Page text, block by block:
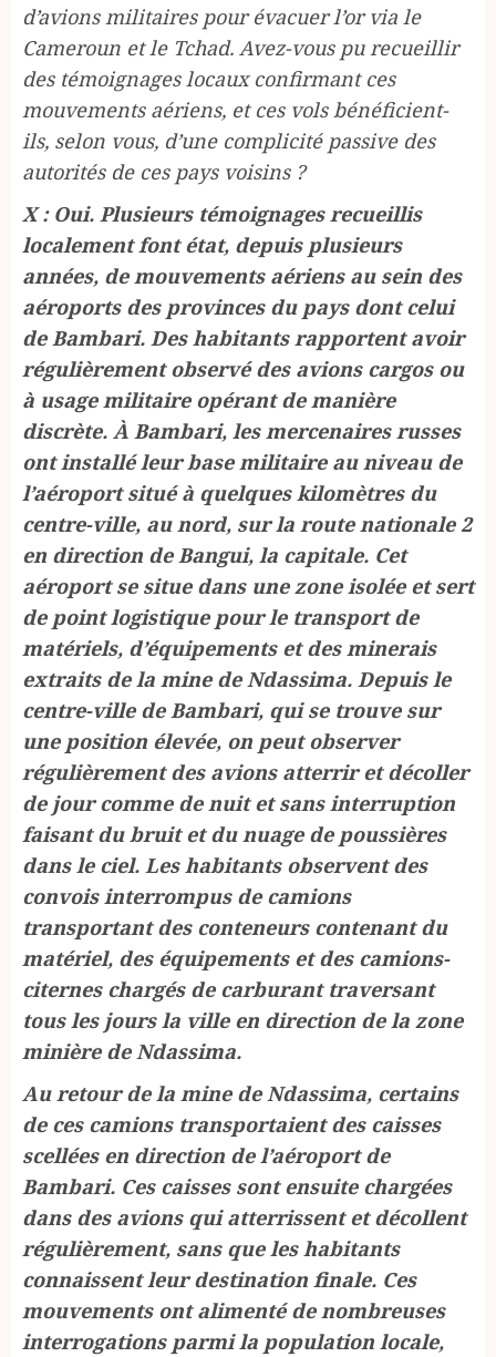
d’avions militaires pour évacuer l’or via le
Cameroun et le Tchad. Avez-vous pu recueillir
des témoignages locaux confirmant ces
mouvements aériens, et ces vols bénéficient-
ils, selon vous, d’une complicité passive des
autorités de ces pays voisins ?
X : Oui. Plusieurs témoignages recueillis
localement font état, depuis plusieurs
années, de mouvements aériens au sein des
aéroports des provinces du pays dont celui
de Bambari. Des habitants rapportent avoir
régulièrement observé des avions cargos ou
à usage militaire opérant de manière
discrète. À Bambari, les mercenaires russes
ont installé leur base militaire au niveau de
l’aéroport situé à quelques kilomètres du
centre-ville, au nord, sur la route nationale 2
en direction de Bangui, la capitale. Cet
aéroport se situe dans une zone isolée et sert
de point logistique pour le transport de
matériels, d’équipements et des minerais
extraits de la mine de Ndassima. Depuis le
centre-ville de Bambari, qui se trouve sur
une position élevée, on peut observer
régulièrement des avions atterrir et décoller
de jour comme de nuit et sans interruption
faisant du bruit et du nuage de poussières
dans le ciel. Les habitants observent des
convois interrompus de camions
transportant des conteneurs contenant du
matériel, des équipements et des camions-
citernes chargés de carburant traversant
tous les jours la ville en direction de la zone
minière de Ndassima.
Au retour de la mine de Ndassima, certains
de ces camions transportaient des caisses
scellées en direction de l’aéroport de
Bambari. Ces caisses sont ensuite chargées
dans des avions qui atterrissent et décollent
régulièrement, sans que les habitants
connaissent leur destination finale. Ces
mouvements ont alimenté de nombreuses
interrogations parmi la population locale,